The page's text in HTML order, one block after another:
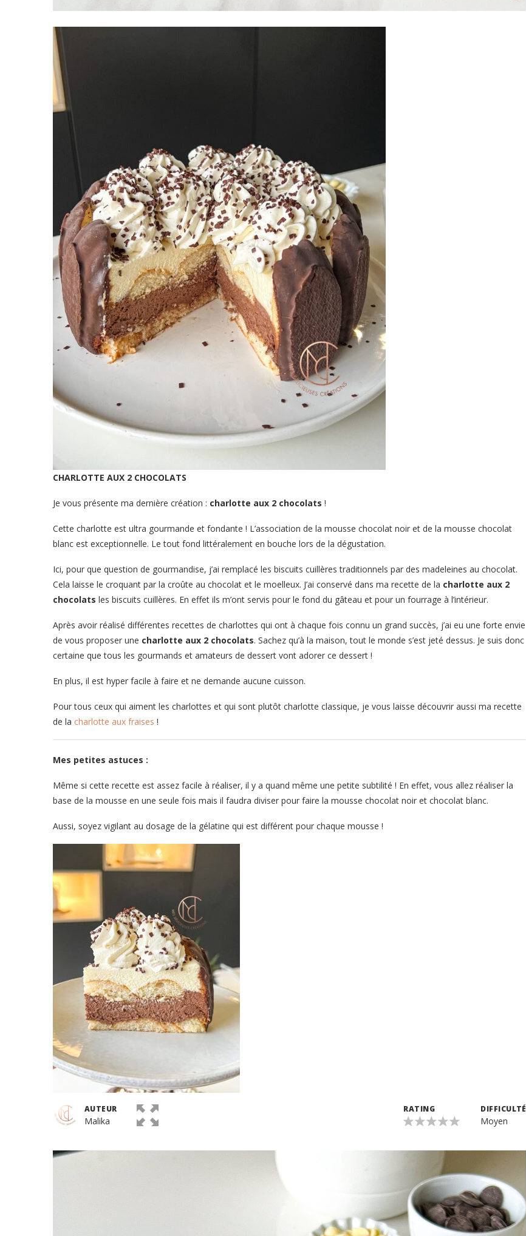
CHARLOTTE AUX 2 CHOCOLATS
Je vous présente ma dernière création : charlotte aux 2 chocolats !
Cette charlotte est ultra gourmande et fondante ! L’association de la mousse chocolat noir et de la mousse chocolat
blanc est exceptionnelle. Le tout fond littéralement en bouche lors de la dégustation.
Ici, pour que question de gourmandise, j’ai remplacé les biscuits cuillères traditionnels par des madeleines au chocolat.
Cela laisse le croquant par la croûte au chocolat et le moelleux. J’ai conservé dans ma recette de la charlotte aux 2
chocolats les biscuits cuillères. En effet ils m’ont servis pour le fond du gâteau et pour un fourrage à l’intérieur.
Après avoir réalisé différentes recettes de charlottes qui ont à chaque fois connu un grand succès, j’ai eu une forte envie
de vous proposer une charlotte aux 2 chocolats. Sachez qu’à la maison, tout le monde s’est jeté dessus. Je suis donc
certaine que tous les gourmands et amateurs de dessert vont adorer ce dessert !
En plus, il est hyper facile à faire et ne demande aucune cuisson.
Pour tous ceux qui aiment les charlottes et qui sont plutôt charlotte classique, je vous laisse découvrir aussi ma recette
de la charlotte aux fraises !
Mes petites astuces :
Même si cette recette est assez facile à réaliser, il y a quand même une petite subtilité ! En effet, vous allez réaliser la
base de la mousse en une seule fois mais il faudra diviser pour faire la mousse chocolat noir et chocolat blanc.
Aussi, soyez vigilant au dosage de la gélatine qui est différent pour chaque mousse !
AUTEUR
Malika
RATING DIFFICULTÉ
Moyen